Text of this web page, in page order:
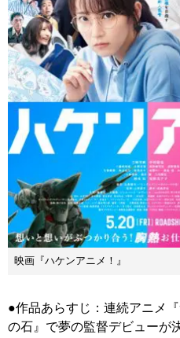
映画『ハケンアニメ！』
●作品あらすじ：連続アニメ
の石』で夢の監督デビューが